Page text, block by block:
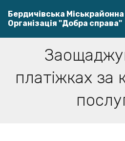
Бердичівська
Організація "Добра справа"
платіжках за